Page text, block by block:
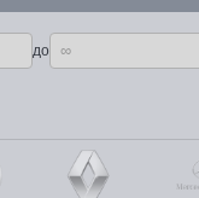
до